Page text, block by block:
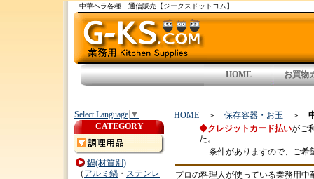
中華ヘラ各種 通信販売【ジークスドットコム】
HOME お買物
HOME ＞ 保存容器・お玉 ＞
◆クレジットカード払いがご
た。
条件がありますので、ご希
プロの料理人が使っている業務用中
Select Language ▼
CATEGORY
鍋(材質別)
（ アルミ鍋 ・ ステンレ